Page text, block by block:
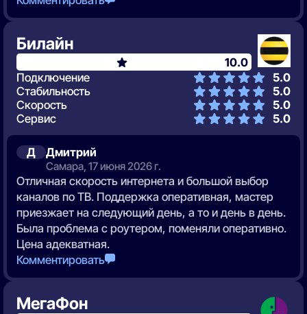
Д Дмитрий
Самара, 17 июня 2026 г.
Отличная скорость интернета и большой выбор
каналов по ТВ. Поддержка оперативная, мастер
приезжает на следующий день, а то и день в день.
Была проблема с роутером, поменяли оперативно.
Цена адекватная.
Комментировать
Билайн
10.0
Подключение
5.0
Стабильность
5.0
Скорость
5.0
Сервис
5.0
МегаФон